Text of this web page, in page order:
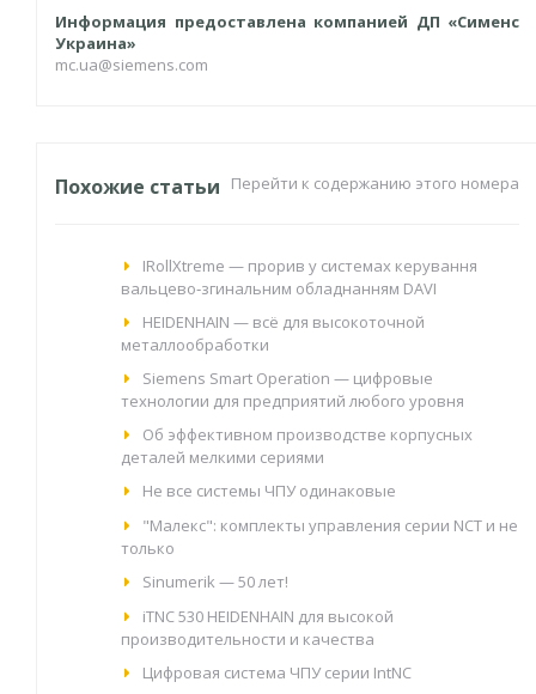
Информация предоставлена компанией ДП «Сименс
Украина»
mc.ua@siemens.com
Похожие статьи Перейти к содержанию этого номера
IRollXtreme — прорив у системах керування
вальцево‑згинальним обладнанням DAVI
HEIDENHAIN — всё для высокоточной
металлообработки
Siemens Smart Operation — цифровые
технологии для предприятий любого уровня
Об эффективном производстве корпусных
деталей мелкими сериями
Не все системы ЧПУ одинаковые
"Малекс": комплекты управления серии NCT и не
только
Sinumerik — 50 лет!
іTNC 530 HEIDENHAIN для высокой
производительности и качества
Цифровая система ЧПУ серии IntNC